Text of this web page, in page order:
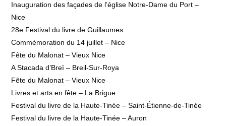
Inauguration des façades de l’église Notre-Dame du Port –
Nice
28e Festival du livre de Guillaumes
Commémoration du 14 juillet – Nice
Fête du Malonat – Vieux Nice
A Stacada d’Breï – Breil-Sur-Roya
Fête du Malonat – Vieux Nice
Livres et arts en fête – La Brigue
Festival du livre de la Haute-Tinée – Saint-Étienne-de-Tinée
Festival du livre de la Haute-Tinée – Auron